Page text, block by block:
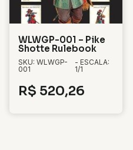
WLWGP-001 – Pike
Shotte Rulebook
SKU: WLWGP-
001
- ESCALA:
1/1
R$ 520,26